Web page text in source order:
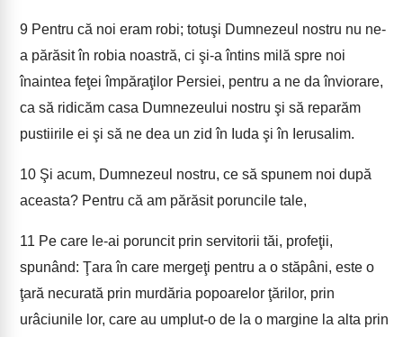
9 Pentru că noi eram robi; totuşi Dumnezeul nostru nu ne-
a părăsit în robia noastră, ci şi-a întins milă spre noi
înaintea feţei împăraţilor Persiei, pentru a ne da înviorare,
ca să ridicăm casa Dumnezeului nostru şi să reparăm
pustiirile ei şi să ne dea un zid în Iuda şi în Ierusalim.
10 Şi acum, Dumnezeul nostru, ce să spunem noi după
aceasta? Pentru că am părăsit poruncile tale,
11 Pe care le-ai poruncit prin servitorii tăi, profeţii,
spunând: Ţara în care mergeţi pentru a o stăpâni, este o
ţară necurată prin murdăria popoarelor ţărilor, prin
urâciunile lor, care au umplut-o de la o margine la alta prin